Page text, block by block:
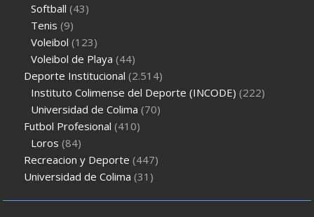
Softball (43)
Tenis (9)
Voleibol (123)
Voleibol de Playa (44)
Deporte Institucional (2.514)
Instituto Colimense del Deporte (INCODE) (222)
Universidad de Colima (70)
Futbol Profesional (410)
Loros (84)
Recreacion y Deporte (447)
Universidad de Colima (31)